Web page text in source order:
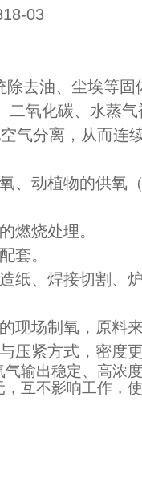
03
除去油、尘埃等固
二氧化碳、水蒸
气分离，从而连
、动植物的供氧
燃烧处理。
套。
纸、焊接切割、
现场制氧，原料
压紧方式，密度
输出稳定、高浓度
互不影响工作，使